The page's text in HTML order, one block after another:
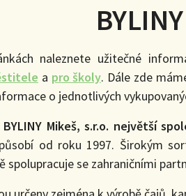
naleznete užitečné
a pro školy. Dále zde
o jednotlivých
BYLINY Mikeš, s.r.o. největší
od roku 1997. Širokým
spolupracuje se zahraničními